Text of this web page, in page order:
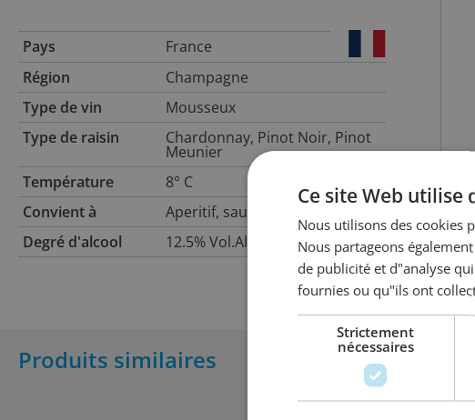
Pays
France
Région
Champagne
Type de vin
Mousseux
Type de raisin
Chardonnay, Pinot Noir, Pinot
Meunier
Température
8° C
Convient à
Aperitif, saumon,dessert.
Degré d'alcool
12.5% Vol.Alc.
Produits similaires
Ce site Web utilise
Nous utilisons des cookies
Nous partageons
de publicité et d"analyse
fournies ou qu"ils ont
Strictement
nécessaires